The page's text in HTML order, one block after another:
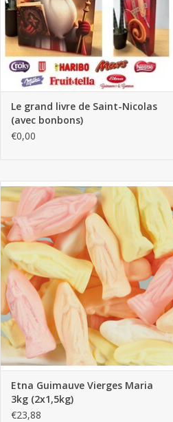
Le grand livre de Saint-Nicolas
(avec bonbons)
€0,00
Etna Guimauve Vierges Maria 3kg (2x1,5kg)
AJOUTER AU PANIER
Etna Guimauve Vierges Maria
3kg (2x1,5kg)
€23,88